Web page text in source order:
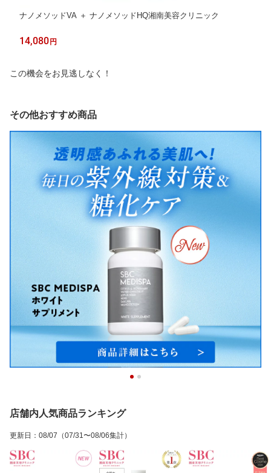
ナノメソッドVA ＋ ナノメソッドHQ湘南美容クリニック
14,080 円
この機会をお見逃しなく！
その他おすすめ商品
店舗内人気商品ランキング
更新日 ： 08/07 （07/31〜08/06集計）